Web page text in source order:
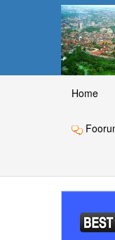
Home